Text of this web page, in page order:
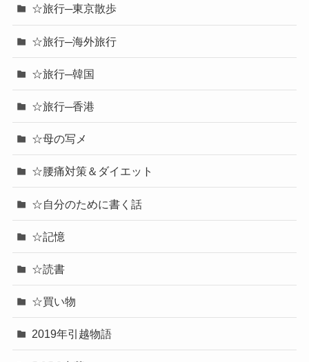
☆旅行─東京散歩
☆旅行─海外旅行
☆旅行─韓国
☆旅行─香港
☆母の写メ
☆腰痛対策＆ダイエット
☆自分のために書く話
☆記憶
☆読書
☆買い物
2019年引越物語